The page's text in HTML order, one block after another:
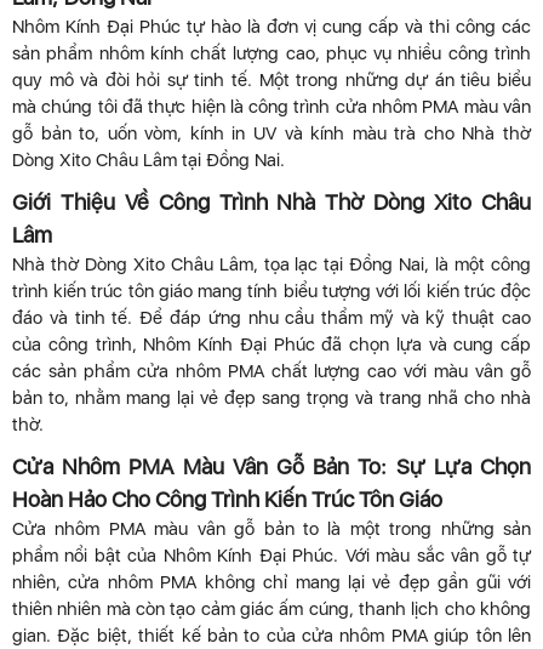
Nhôm Kính Đại Phúc tự hào là đơn vị cung cấp và thi công các
sản phẩm nhôm kính chất lượng cao, phục vụ nhiều công trình
quy mô và đòi hỏi sự tinh tế. Một trong những dự án tiêu biểu
mà chúng tôi đã thực hiện là công trình cửa nhôm PMA màu vân
gỗ bản to, uốn vòm, kính in UV và kính màu trà cho Nhà thờ
Dòng Xito Châu Lâm tại Đồng Nai.
Giới Thiệu Về Công Trình Nhà Thờ Dòng Xito Châu
Lâm
Nhà thờ Dòng Xito Châu Lâm, tọa lạc tại Đồng Nai, là một công
trình kiến trúc tôn giáo mang tính biểu tượng với lối kiến trúc độc
đáo và tinh tế. Để đáp ứng nhu cầu thẩm mỹ và kỹ thuật cao
của công trình, Nhôm Kính Đại Phúc đã chọn lựa và cung cấp
các sản phẩm cửa nhôm PMA chất lượng cao với màu vân gỗ
bản to, nhằm mang lại vẻ đẹp sang trọng và trang nhã cho nhà
thờ.
Cửa Nhôm PMA Màu Vân Gỗ Bản To: Sự Lựa Chọn
Hoàn Hảo Cho Công Trình Kiến Trúc Tôn Giáo
Cửa nhôm PMA màu vân gỗ bản to là một trong những sản
phẩm nổi bật của Nhôm Kính Đại Phúc. Với màu sắc vân gỗ tự
nhiên, cửa nhôm PMA không chỉ mang lại vẻ đẹp gần gũi với
thiên nhiên mà còn tạo cảm giác ấm cúng, thanh lịch cho không
gian. Đặc biệt, thiết kế bản to của cửa nhôm PMA giúp tôn lên